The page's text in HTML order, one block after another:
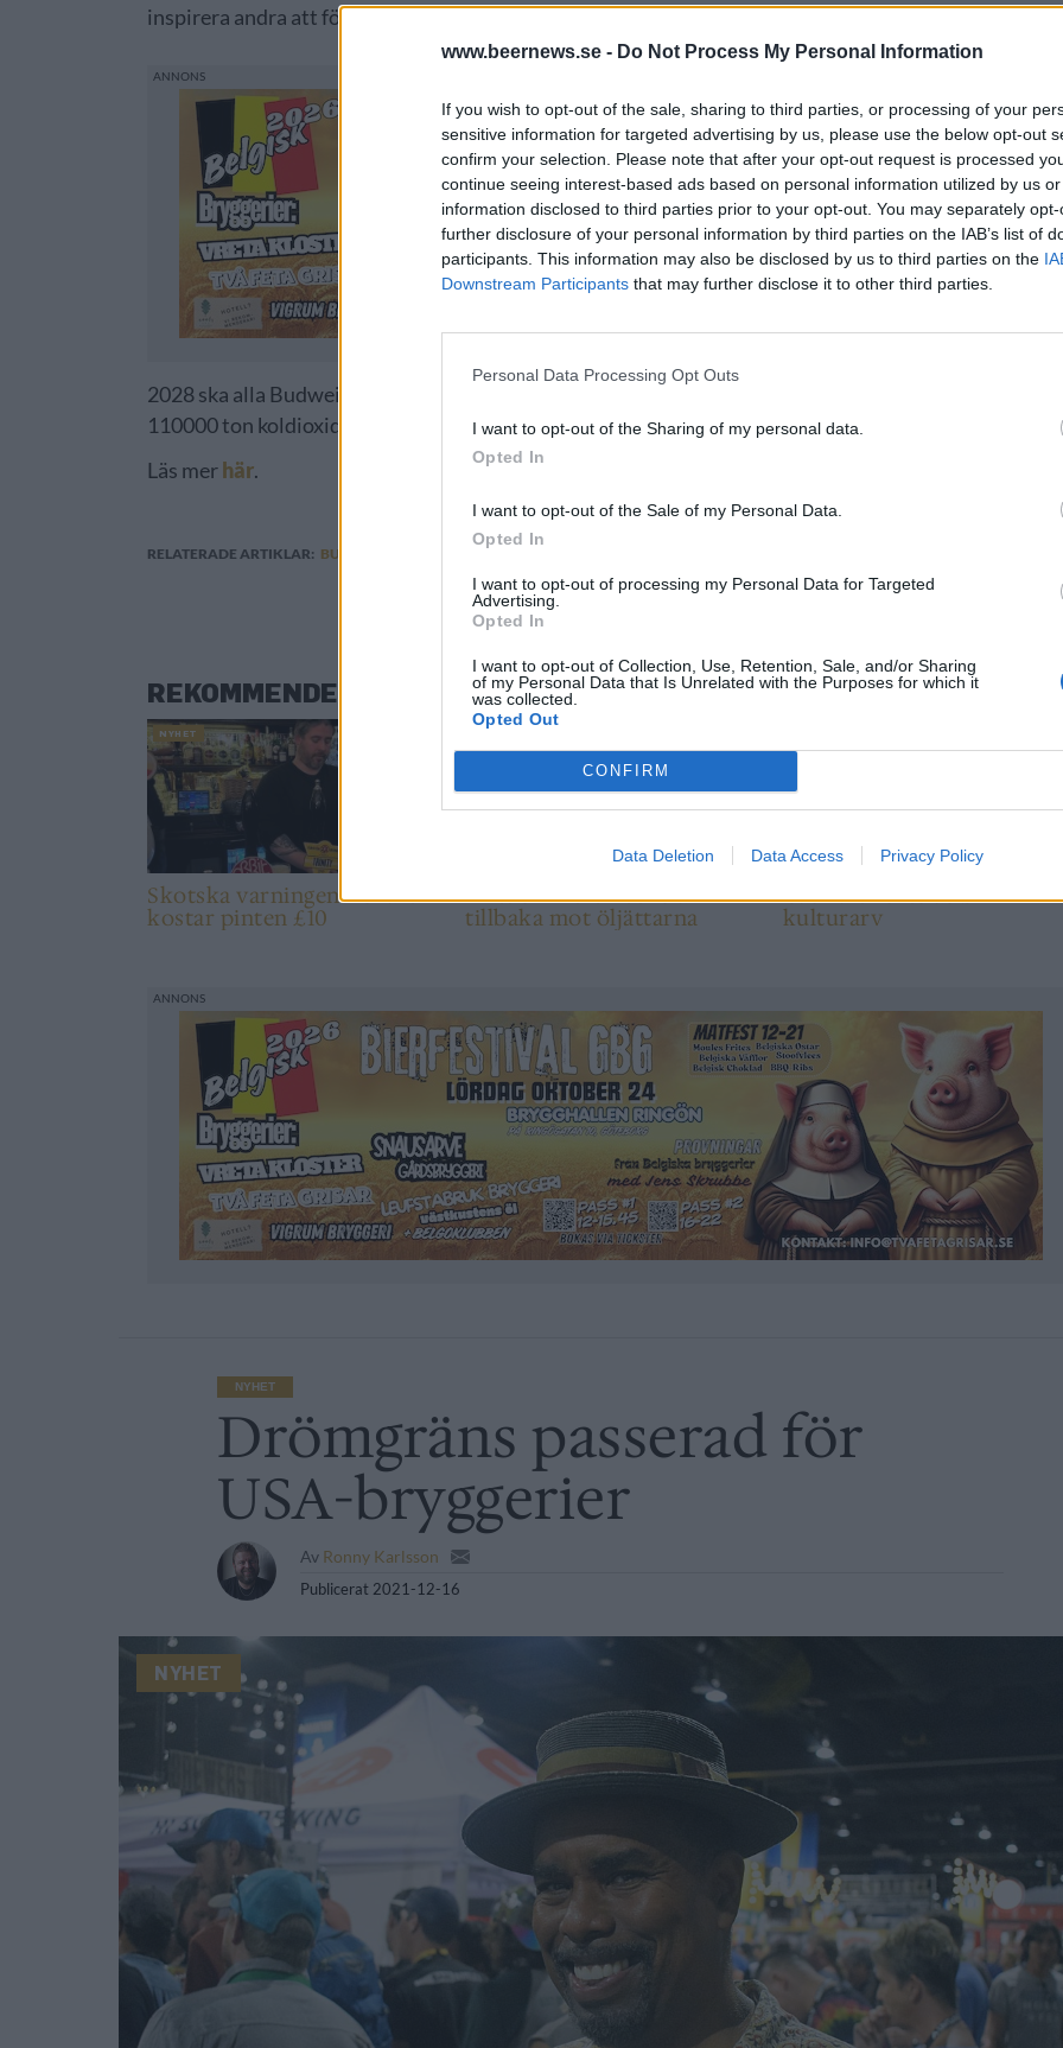
www.beernews.se - Do Not Process My Personal Information
If you wish to opt-out of the sale, sharing to third parties, or processing of your
sensitive information for targeted advertising by us, please use the below opt-out
confirm your selection. Please note that after your opt-out request is processed
continue seeing interest-based ads based on personal information utilized by us
information disclosed to third parties prior to your opt-out. You may separately
further disclosure of your personal information by third parties on the IAB’s list of
participants. This information may also be disclosed by us to third parties on the
Downstream Participants that may further disclose it to other third parties.
Personal Data Processing Opt Outs
I want to opt-out of the Sharing of my personal data.
Opted In
I want to opt-out of the Sale of my Personal Data.
Opted In
I want to opt-out of processing my Personal Data for Targeted
Advertising.
Opted In
I want to opt-out of Collection, Use, Retention, Sale, and/or Sharing
of my Personal Data that Is Unrelated with the Purposes for which it
was collected.
Opted Out
CONFIRM
Data Deletion Data Access Privacy Policy
inspirera andra att följa efter och hjälpa till för att få till en väsentlig förbättring.
2028 ska alla Budweisers stora anläggningar i Europa vara koldioxidneutrala. Idag släpper de ut över
110000 ton koldioxid varje år, vilket motsvarar utsläppen från 35000 bilar.
Läs merhär.
RELATERADE ARTIKLAR: BUDWEISER STORBRITANNIEN
REKOMMENDERAD LÄSNING
NYHET
Skotska varningen – snart
kostar pinten £10
Brittisk Indie Beer slår
tillbaka mot öljättarna
Cask ale föreslås bli
kulturarv
NYHET
Drömgräns passerad för
USA-bryggerier
Av Ronny Karlsson
Publicerat 2021-12-16
NYHET